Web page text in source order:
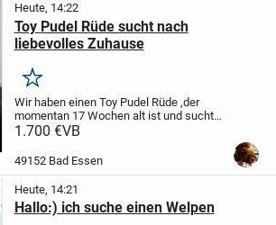
Heute, 14:22
Toy Pudel Rüde sucht nach
liebevolles Zuhause
Merken
Wir haben einen Toy Pudel Rüde ,der
momentan 17 Wochen alt ist und sucht
nach liebevolles Zuhause.Er war
Krankenhaus gelandet und abgesagt.
Geschwister sind schon...
1.700 €VB
49152 Bad Essen
Heute, 14:21
Hallo:) ich suche einen Welpen